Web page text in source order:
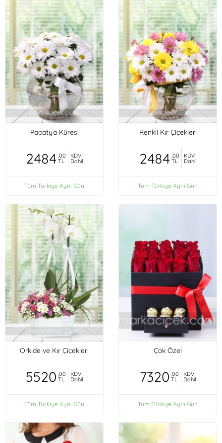
Papatya Küresi
2484 ,00
TL
KDV
Dahil
Tüm Türkiye Aynı Gün
Renkli Kır Çiçekleri
2484 ,00
TL
KDV
Dahil
Tüm Türkiye Aynı Gün
Orkide ve Kır Çiçekleri
5520 ,00
TL
KDV
Dahil
Tüm Türkiye Aynı Gün
Çok Özel
7320 ,00
TL
KDV
Dahil
Tüm Türkiye Aynı Gün